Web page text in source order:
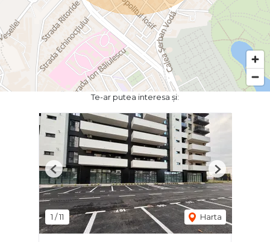
Te-ar putea interesa și:
1 /11 Harta
Previous Next